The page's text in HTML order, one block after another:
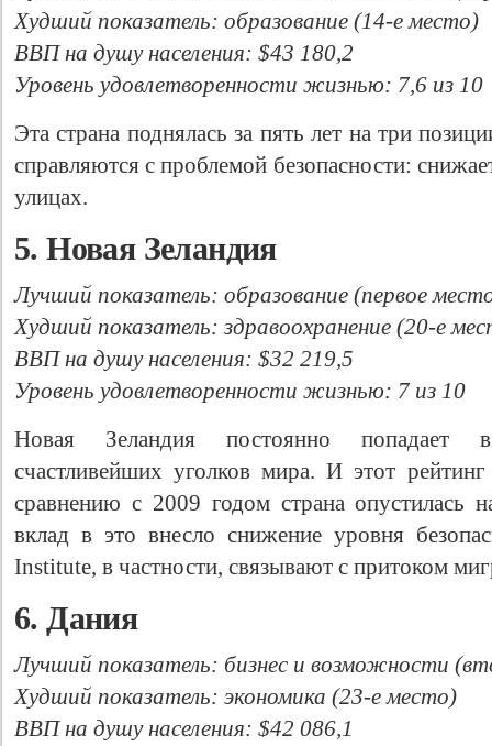
Худший показатель: образование (14-е место)
ВВП на душу населения: $43 180,2
Уровень удовлетворенности жизнью: 7,6 из 10
Эта страна поднялась за пять лет на три
справляются с проблемой безопасности:
улицах.
5. Новая Зеландия
Лучший показатель: образование (первое
Худший показатель: здравоохранение (20-е
ВВП на душу населения: $32 219,5
Уровень удовлетворенности жизнью: 7 из 10
Новая Зеландия постоянно попадает в
счастливейших уголков мира. И этот
сравнению с 2009 годом страна опустилась
вклад в это внесло снижение уровня
Institute, в частности, связывают с притоком
6. Дания
Лучший показатель: бизнес и возможности
Худший показатель: экономика (23-е место)
ВВП на душу населения: $42 086,1